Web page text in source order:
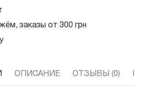
заказы от 300 грн
ОПИСАНИЕ ОТЗЫВЫ (0)